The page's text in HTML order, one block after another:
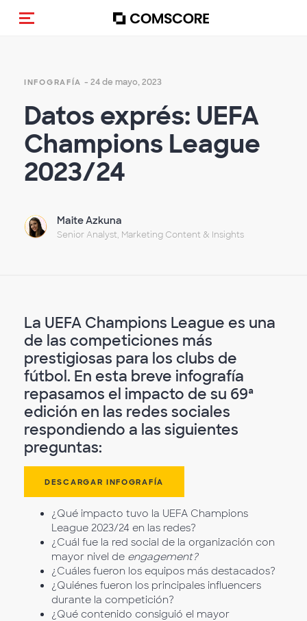
Activar navegación
INFOGRAFÍA - 24 de mayo, 2023
Datos exprés: UEFA
Champions League
2023/24
Maite Azkuna
Senior Analyst, Marketing Content & Insights
La UEFA Champions League es una
de las competiciones más
prestigiosas para los clubs de
fútbol. En esta breve infografía
repasamos el impacto de su 69ª
edición en las redes sociales
respondiendo a las siguientes
preguntas:
DESCARGAR INFOGRAFÍA
¿Qué impacto tuvo la UEFA Champions
League 2023/24 en las redes?
¿Cuál fue la red social de la organización con
mayor nivel de engagement?
¿Cuáles fueron los equipos más destacados?
¿Quiénes fueron los principales influencers
durante la competición?
¿Qué contenido consiguió el mayor